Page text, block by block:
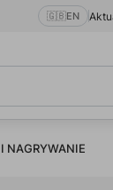
🇬🇧EN
NAGRYWANIE